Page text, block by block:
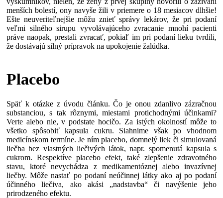
menších bolestí, ony navyše žili v priemere o 18 mesiacov dlhšie!
Ešte neuveriteľnejšie môžu znieť správy lekárov, že pri podaní
veľmi silného sirupu vyvolávajúceho zvracanie mnohí pacienti
práve naopak, prestali zvracať, pokiaľ im pri podaní lieku tvrdili,
že dostávajú silný prípravok na upokojenie žalúdka.
Placebo
Späť k otázke z úvodu článku. Čo je onou zdanlivo zázračnou
substanciou, s tak rôznymi, miestami protichodnými účinkami?
Verte alebo nie, v podstate hocičo. Za istých okolností môže to
všetko spôsobiť kapsula cukru. Siahnime však po vhodnom
medicínskom termíne. Je ním placebo, domnelý liek či simulovaná
liečba bez vlastných liečivých látok, napr. spomenutá kapsula s
cukrom. Respektíve placebo efekt, také zlepšenie zdravotného
stavu, ktoré nevychádza z medikamentóznej alebo invazívnej
liečby. Môže nastať po podaní neúčinnej látky ako aj po podaní
účinného liečiva, ako akási „nadstavba“ či navýšenie jeho
prirodzeného efektu.